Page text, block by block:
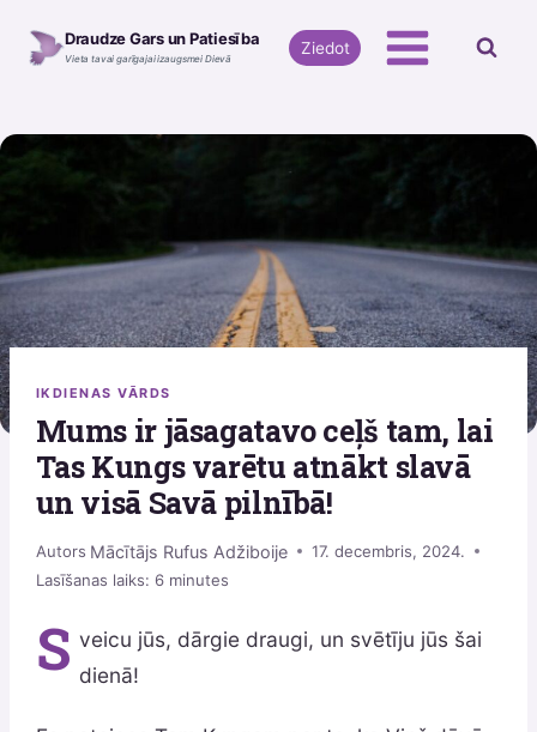
Draudze Gars un Patiesība
Vieta tavai garīgajai izaugsmei Dievā
Ziedot
IKDIENAS VĀRDS
Mums ir jāsagatavo ceļš tam, lai
Tas Kungs varētu atnākt slavā
un visā Savā pilnībā!
Autors Mācītājs Rufus Adžiboije
17. decembris, 2024.
Lasīšanas laiks: 6 minutes
S veicu jūs, dārgie draugi, un svētīju jūs šai
dienā!